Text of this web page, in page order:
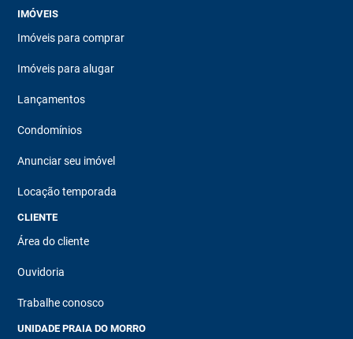
IMÓVEIS
Imóveis para comprar
Imóveis para alugar
Lançamentos
Condomínios
Anunciar seu imóvel
Locação temporada
CLIENTE
Área do cliente
Ouvidoria
Trabalhe conosco
UNIDADE PRAIA DO MORRO